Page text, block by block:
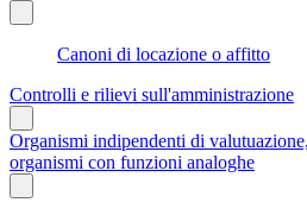
Canoni di locazione o affitto
Controlli e rilievi sull'amministrazione
Organismi indipendenti di
organismi con funzioni analoghe